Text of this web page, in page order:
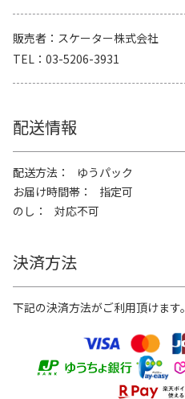
販売者
スケーター株式会社
TEL
03-5206-3931
配送情報
配送方法
ゆうパック
お届け時間帯
指定可
のし
対応不可
決済方法
下記の決済方法がご利用頂けます。